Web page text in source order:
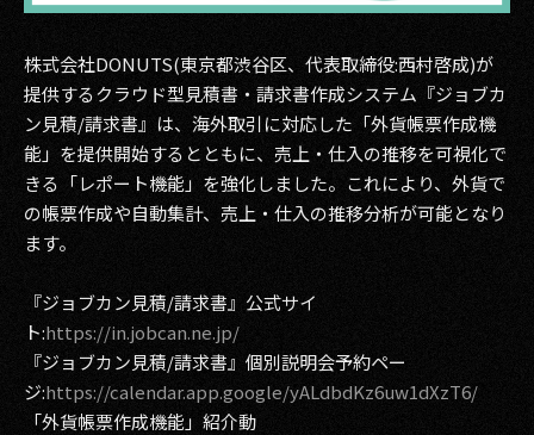
2025
2024
2023
2021
2020
2019
株式会社DONUTS(東京都渋谷区、代表取締役:西村啓成)が
提供するクラウド型見積書・請求書作成システム『ジョブカ
ン見積/請求書』は、海外取引に対応した「外貨帳票作成機
能」を提供開始するとともに、売上・仕入の推移を可視化で
きる「レポート機能」を強化しました。これにより、外貨で
の帳票作成や自動集計、売上・仕入の推移分析が可能となり
ます。
『ジョブカン見積/請求書』公式サイ
ト:https://in.jobcan.ne.jp/
『ジョブカン見積/請求書』個別説明会予約ペー
ジ:https://calendar.app.google/yALdbdKz6uw1dXzT6/
「外貨帳票作成機能」紹介動